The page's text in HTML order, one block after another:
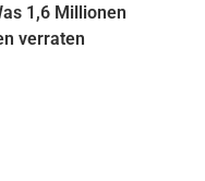
1,6 Millionen
verraten